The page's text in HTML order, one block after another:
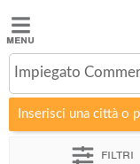
Jobbydoo
Offerte
di
lavoro
Impiegato
Inserisci una città o
Filtri